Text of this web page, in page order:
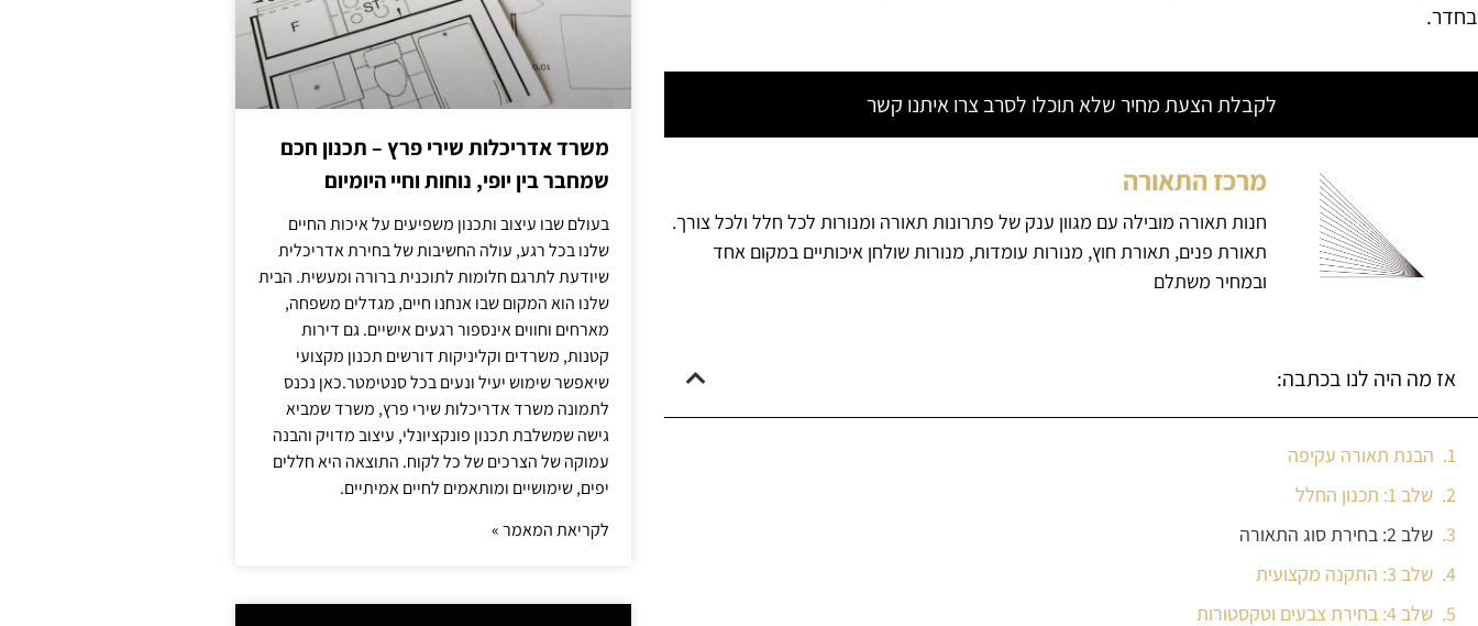
בחדר.
לקבלת הצעת מחיר שלא תוכלו לסרב צרו איתנו קשר
מרכז התאורה
חנות תאורה מובילה עם מגוון ענק של פתרונות תאורה ומנורות לכל חלל ולכל צורך.
תאורת פנים, תאורת חוץ, מנורות עומדות, מנורות שולחן איכותיים במקום אחד
ובמחיר משתלם
אז מה היה לנו בכתבה:
הבנת תאורה עקיפה
שלב 1: תכנון החלל
שלב 2: בחירת סוג התאורה
שלב 3: התקנה מקצועית
שלב 4: בחירת צבעים וטקסטורות
משרד אדריכלות שירי פרץ – תכנון חכם
שמחבר בין יופי, נוחות וחיי היומיום
בעולם שבו עיצוב ותכנון משפיעים על איכות החיים
שלנו בכל רגע, עולה החשיבות של בחירת אדריכלית
שיודעת לתרגם חלומות לתוכנית ברורה ומעשית. הבית
שלנו הוא המקום שבו אנחנו חיים, מגדלים משפחה,
מארחים וחווים אינספור רגעים אישיים. גם דירות
קטנות, משרדים וקליניקות דורשים תכנון מקצועי
שיאפשר שימוש יעיל ונעים בכל סנטימטר.כאן נכנס
לתמונה משרד אדריכלות שירי פרץ, משרד שמביא
גישה שמשלבת תכנון פונקציונלי, עיצוב מדויק והבנה
עמוקה של הצרכים של כל לקוח. התוצאה היא חללים
יפים, שימושיים ומותאמים לחיים אמיתיים.
לקריאת המאמר »